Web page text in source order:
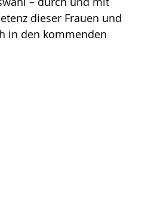
dieser Frauen und
in den kommenden